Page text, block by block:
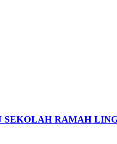
SEKOLAH RAMAH